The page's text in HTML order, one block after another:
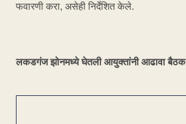
फवारणी करा, असेही निर्देशित केले.
लकडगंज झोनमध्ये घेतली आयुक्तांनी आढावा बैठक